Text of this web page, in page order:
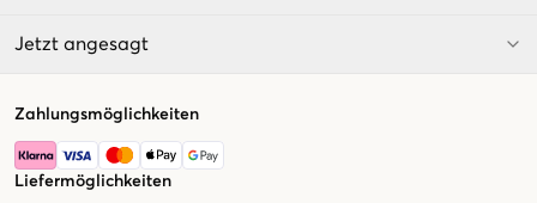
Jetzt angesagt
Zahlungsmöglichkeiten
Liefermöglichkeiten